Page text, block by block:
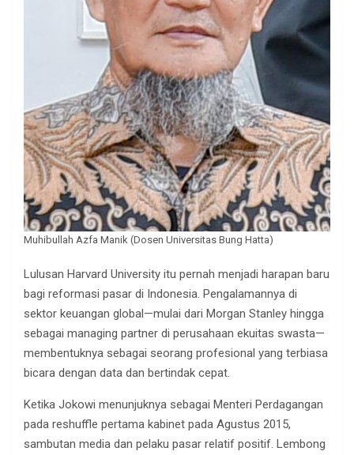
Muhibullah Azfa Manik (Dosen Universitas Bung Hatta)
Lulusan Harvard University itu pernah menjadi harapan baru
bagi reformasi pasar di Indonesia. Pengalamannya di
sektor keuangan global—mulai dari Morgan Stanley hingga
sebagai managing partner di perusahaan ekuitas swasta—
membentuknya sebagai seorang profesional yang terbiasa
bicara dengan data dan bertindak cepat.
Ketika Jokowi menunjuknya sebagai Menteri Perdagangan
pada reshuffle pertama kabinet pada Agustus 2015,
sambutan media dan pelaku pasar relatif positif. Lembong